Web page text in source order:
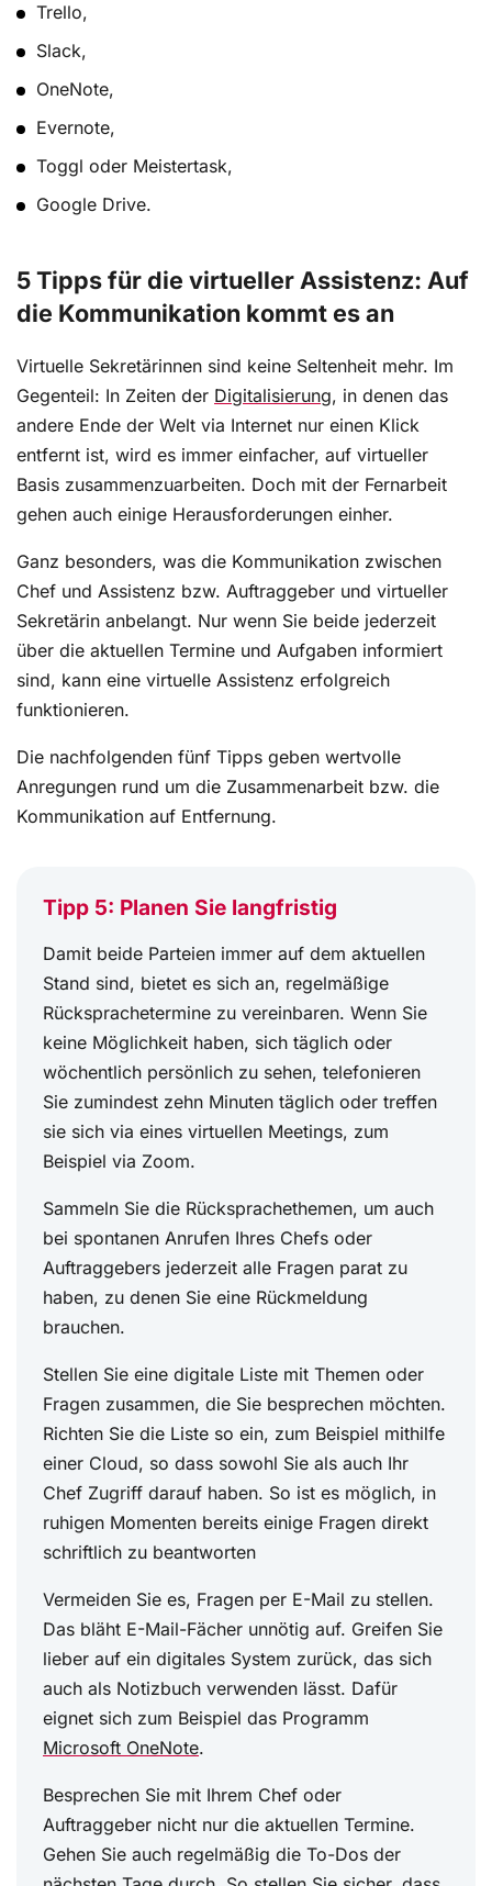
Trello,
Slack,
OneNote,
Evernote,
Toggl oder Meistertask,
Google Drive.
5 Tipps für die virtueller Assistenz: Auf
die Kommunikation kommt es an
Virtuelle Sekretärinnen sind keine Seltenheit mehr. Im
Gegenteil: In Zeiten der Digitalisierung, in denen das
andere Ende der Welt via Internet nur einen Klick
entfernt ist, wird es immer einfacher, auf virtueller
Basis zusammenzuarbeiten. Doch mit der Fernarbeit
gehen auch einige Herausforderungen einher.
Ganz besonders, was die Kommunikation zwischen
Chef und Assistenz bzw. Auftraggeber und virtueller
Sekretärin anbelangt. Nur wenn Sie beide jederzeit
über die aktuellen Termine und Aufgaben informiert
sind, kann eine virtuelle Assistenz erfolgreich
funktionieren.
Die nachfolgenden fünf Tipps geben wertvolle
Anregungen rund um die Zusammenarbeit bzw. die
Kommunikation auf Entfernung.
Tipp 5: Planen Sie langfristig
Damit beide Parteien immer auf dem aktuellen
Stand sind, bietet es sich an, regelmäßige
Rücksprachetermine zu vereinbaren. Wenn Sie
keine Möglichkeit haben, sich täglich oder
wöchentlich persönlich zu sehen, telefonieren
Sie zumindest zehn Minuten täglich oder treffen
sie sich via eines virtuellen Meetings, zum
Beispiel via Zoom.
Sammeln Sie die Rücksprachethemen, um auch
bei spontanen Anrufen Ihres Chefs oder
Auftraggebers jederzeit alle Fragen parat zu
haben, zu denen Sie eine Rückmeldung
brauchen.
Stellen Sie eine digitale Liste mit Themen oder
Fragen zusammen, die Sie besprechen möchten.
Richten Sie die Liste so ein, zum Beispiel mithilfe
einer Cloud, so dass sowohl Sie als auch Ihr
Chef Zugriff darauf haben. So ist es möglich, in
ruhigen Momenten bereits einige Fragen direkt
schriftlich zu beantworten
Vermeiden Sie es, Fragen per E-Mail zu stellen.
Das bläht E-Mail-Fächer unnötig auf. Greifen Sie
lieber auf ein digitales System zurück, das sich
auch als Notizbuch verwenden lässt. Dafür
eignet sich zum Beispiel das Programm
Microsoft OneNote.
Besprechen Sie mit Ihrem Chef oder
Auftraggeber nicht nur die aktuellen Termine.
Gehen Sie auch regelmäßig die To-Dos der